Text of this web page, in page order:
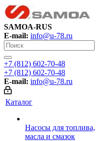
SAMOA-RUS
E-mail: info@u-78.ru
+7 (812) 602-70-48
+7 (812) 602-70-48
E-mail: info@u-78.ru
Каталог
Насосы для топлива,
масла и смазок